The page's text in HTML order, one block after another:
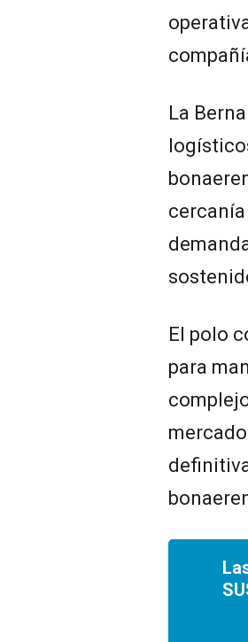
La
El polo
para